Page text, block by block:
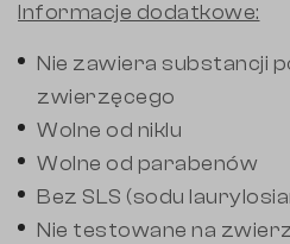
Informacje dodatkowe:
Nie zawiera substancji
zwierzęcego
Wolne od niklu
Wolne od parabenów
Bez SLS (sodu
Nie testowane na